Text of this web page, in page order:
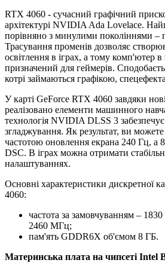
RTX 4060 - сучасний графічний
архітектурі NVIDIA Ada Lovelace.
порівняно з минулими поколіннями –
Трасування променів дозволяє
освітлення в іграх, а тому комп'ютер
призначений для геймерів.
котрі займаються графікою,
У карті GeForce RTX 4060 завдяки
реалізовано елементи машинного
технологія NVIDIA DLSS 3
згладжування. Як результат, ви
частотою оновлення екрана 240 Гц, а
DSC. В іграх можна отримати
налаштуваннях.
Основні характеристики дискретної
4060:
частота за замовчуванням –
2460 МГц;
пам'ять GDDR6X об'ємом 8 ГБ.
Материнська плата на чипсеті Intel